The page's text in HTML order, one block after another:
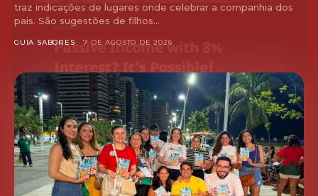
traz indicações de lugares onde celebrar a companhia dos
pais. São sugestões de filhos...
GUIA SABORES 7 DE AGOSTO DE 2026